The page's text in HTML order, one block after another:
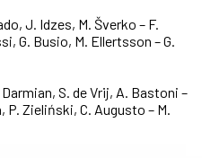
J. Idzes, M. Šverko – F.
G. Busio, M. Ellertsson – G.
Darmian, S. de Vrij, A. Bastoni –
P. Zieliński, C. Augusto – M.